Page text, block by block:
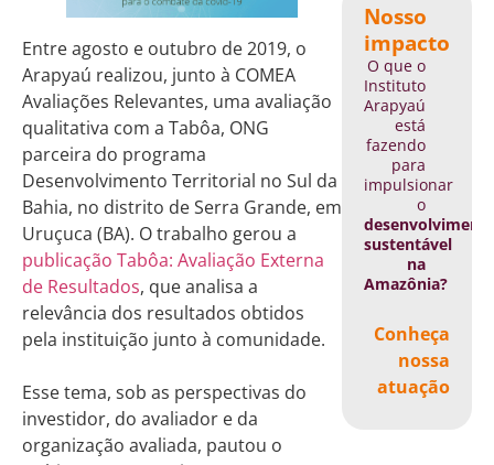
Nosso
impacto
O que o
Instituto
Arapyaú
está
fazendo
para
impulsionar
o
sustentável
na
Amazônia?
Conheça
nossa
atuação
Entre agosto e outubro de 2019, o
Arapyaú realizou, junto à COMEA
Avaliações Relevantes, uma avaliação
qualitativa com a Tabôa, ONG
parceira do programa
Desenvolvimento Territorial no Sul da
Bahia, no distrito de Serra Grande, em
Uruçuca (BA). O trabalho gerou a
publicação Tabôa: Avaliação Externa
de Resultados, que analisa a
relevância dos resultados obtidos
pela instituição junto à comunidade.
Esse tema, sob as perspectivas do
investidor, do avaliador e da
organização avaliada, pautou o